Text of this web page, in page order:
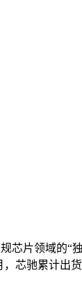
芯片领域的
芯驰累计出